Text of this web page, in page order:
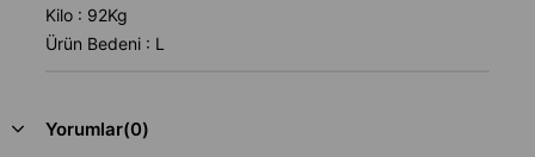
Kilo : 92Kg
Ürün Bedeni : L
Yorumlar(0)